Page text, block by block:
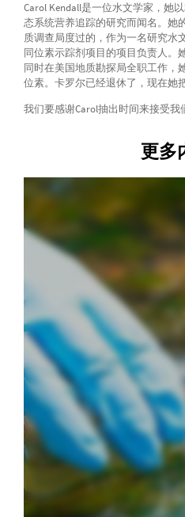
Carol Kendall是一位水文学家，她
态系统营养追踪的研究而闻名。她
质调查局度过的，作为一名研究水
同位素示踪剂项目的项目负责人。
同时在美国地质勘探局全职工作，
位素。卡罗尔已经退休了，现在她
我们要感谢Carol抽出时间来接受我
更多